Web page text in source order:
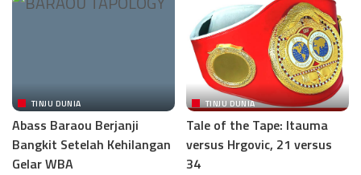
TINJU DUNIA
Abass Baraou Berjanji
Bangkit Setelah Kehilangan
Gelar WBA
TINJU DUNIA
Tale of the Tape: Itauma
versus Hrgovic, 21 versus
34